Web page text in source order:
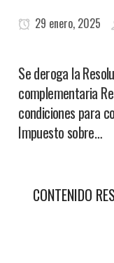
29 enero, 2025
Se deroga la
complementaria
condiciones para
Impuesto sobre…
CONTENIDO